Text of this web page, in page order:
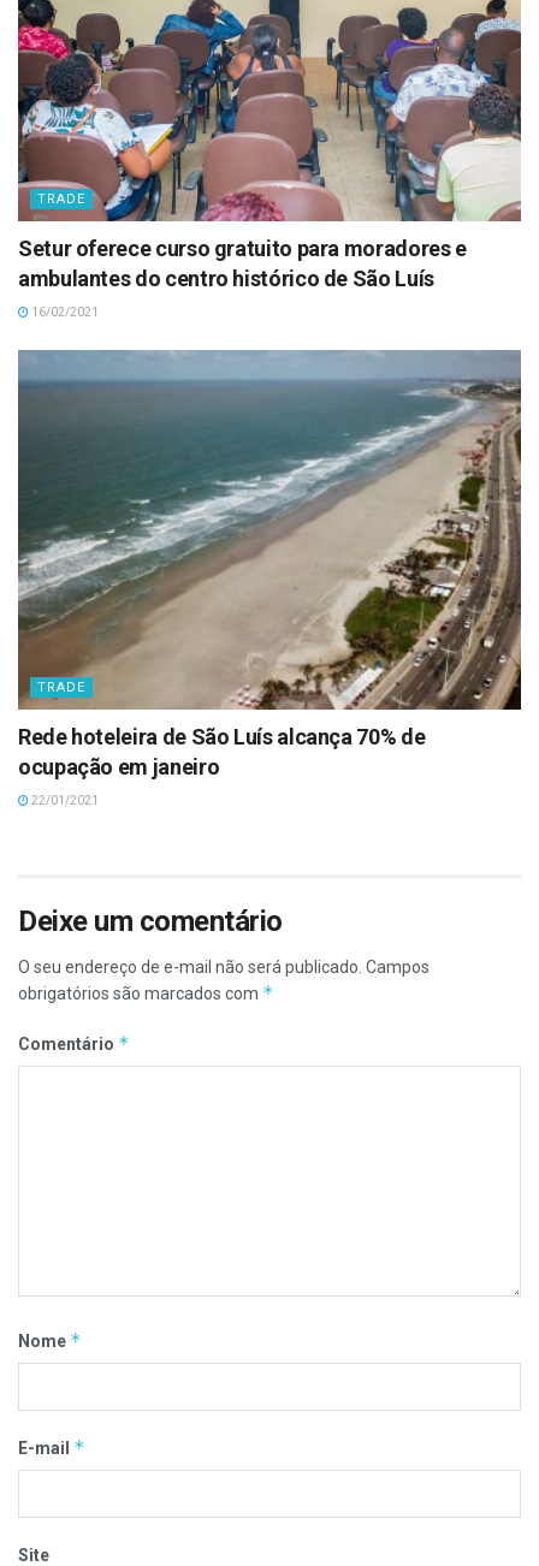
TRADE
Setur oferece curso gratuito para moradores e
ambulantes do centro histórico de São Luís
16/02/2021
TRADE
Rede hoteleira de São Luís alcança 70% de
ocupação em janeiro
22/01/2021
Deixe um comentário
O seu endereço de e-mail não será publicado. Campos
obrigatórios são marcados com *
Comentário *
Nome *
E-mail *
Site